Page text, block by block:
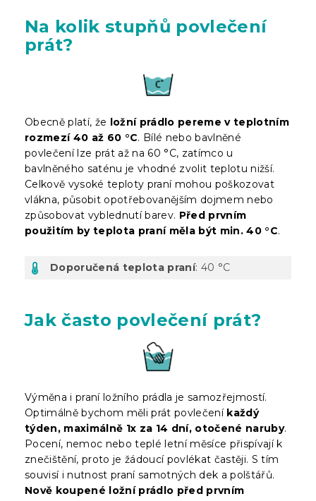
Na kolik stupňů povlečení
prát?
Obecně platí, že ložní prádlo pereme v teplotním
rozmezí 40 až 60 °C. Bílé nebo bavlněné
povlečení lze prát až na 60 °C, zatímco u
bavlněného saténu je vhodné zvolit teplotu nižší.
Celkově vysoké teploty praní mohou poškozovat
vlákna, působit opotřebovanějším dojmem nebo
způsobovat vyblednutí barev. Před prvním
použitím by teplota praní měla být min. 40 °C.
Doporučená teplota praní: 40 °C
Jak často povlečení prát?
Výměna i praní ložního prádla je samozřejmostí.
Optimálně bychom měli prát povlečení každý
týden, maximálně 1x za 14 dní, otočené naruby.
Pocení, nemoc nebo teplé letní měsíce přispívají k
znečištění, proto je žádoucí povlékat častěji. S tím
souvisí i nutnost praní samotných dek a polštářů.
Nově koupené ložní prádlo před prvním